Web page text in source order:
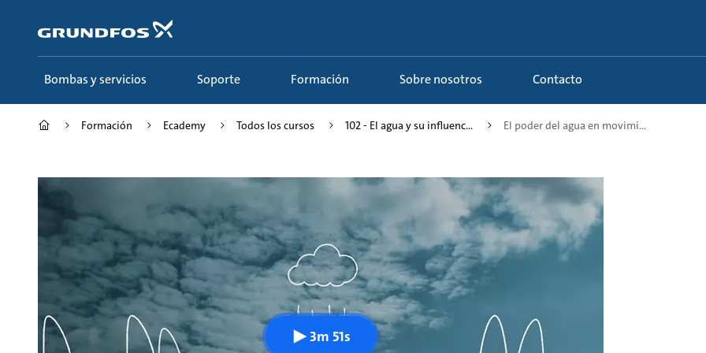
contenido
principal
Bombas y servicios Soporte Formación Sobre nosotros Contacto
Formación Ecademy Todos los cursos 102 - El agua y su influenc... El poder del agua en movimi...
3m 51s